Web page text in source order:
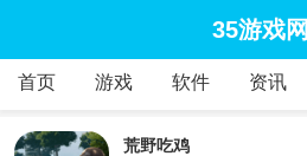
35游戏网
首页 游戏 软件 资讯
荒野吃鸡